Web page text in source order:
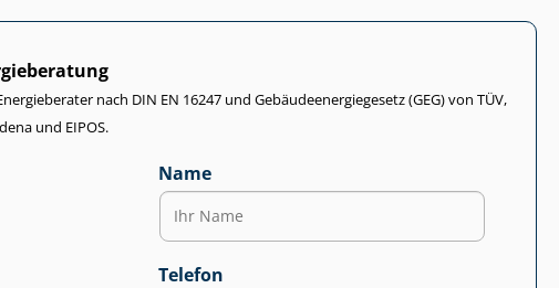
nach DIN EN 16247 und Ge­bäu­de­en­er­gie­ge­setz (GEG) von TÜV,
und EIPOS.
Name
Telefon